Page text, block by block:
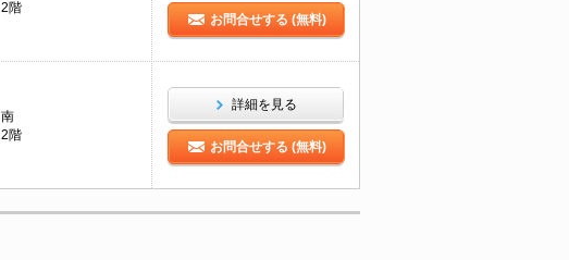
2階
お問合せする (無料)
南
2階
詳細を見る
お問合せする (無料)